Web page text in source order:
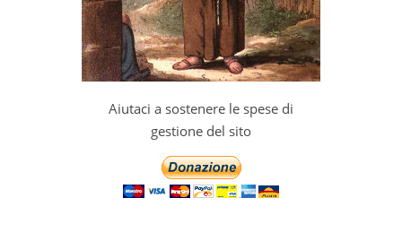
Aiutaci a sostenere le spese di
gestione del sito